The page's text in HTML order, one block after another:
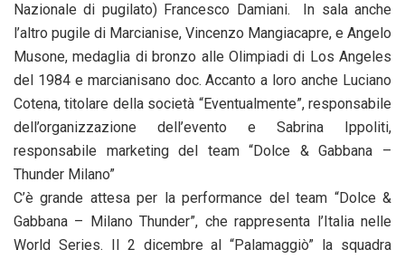
Nazionale di pugilato) Francesco Damiani. In sala anche
l’altro pugile di Marcianise, Vincenzo Mangiacapre, e Angelo
Musone, medaglia di bronzo alle Olimpiadi di Los Angeles
del 1984 e marcianisano doc. Accanto a loro anche Luciano
Cotena, titolare della società “Eventualmente”, responsabile
dell’organizzazione dell’evento e Sabrina Ippoliti,
responsabile marketing del team “Dolce & Gabbana –
Thunder Milano”
C’è grande attesa per la performance del team “Dolce &
Gabbana – Milano Thunder”, che rappresenta l’Italia nelle
World Series. Il 2 dicembre al “Palamaggiò” la squadra